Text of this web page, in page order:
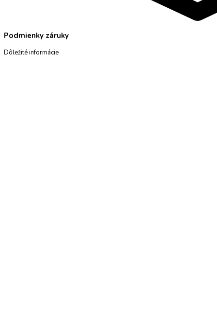
Podmienky záruky
Dôležité informácie